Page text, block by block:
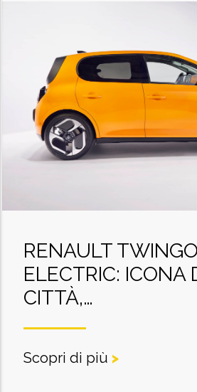
RENAULT
ELECTRIC: ICONA
CITTÀ,…
Scopri di più >